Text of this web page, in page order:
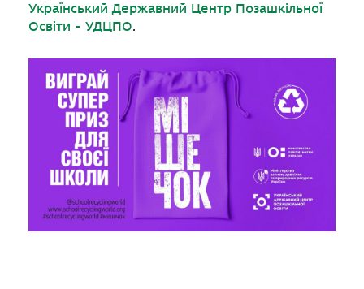
Український Державний Центр Позашкільної
Освіти - УДЦПО.